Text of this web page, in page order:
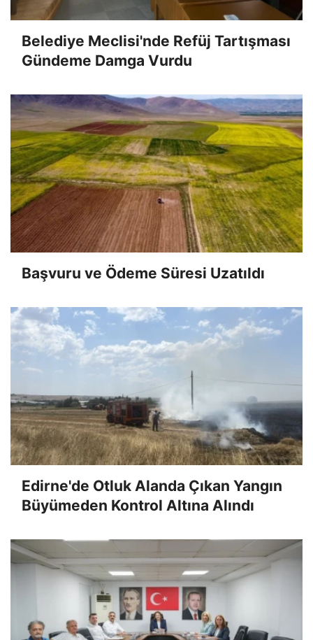
Belediye Meclisi'nde Refüj Tartışması
Gündeme Damga Vurdu
Başvuru ve Ödeme Süresi Uzatıldı
Edirne'de Otluk Alanda Çıkan Yangın
Büyümeden Kontrol Altına Alındı